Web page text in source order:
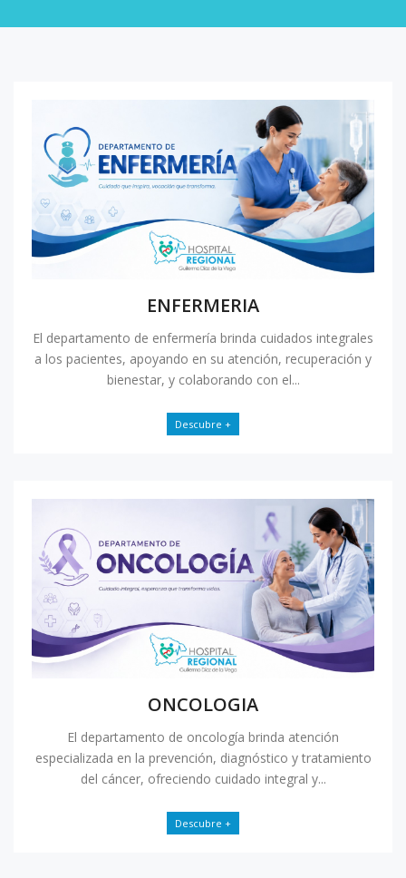
ENFERMERIA
El departamento de enfermería brinda cuidados integrales
a los pacientes, apoyando en su atención, recuperación y
bienestar, y colaborando con el...
Descubre +
ONCOLOGIA
El departamento de oncología brinda atención
especializada en la prevención, diagnóstico y tratamiento
del cáncer, ofreciendo cuidado integral y...
Descubre +